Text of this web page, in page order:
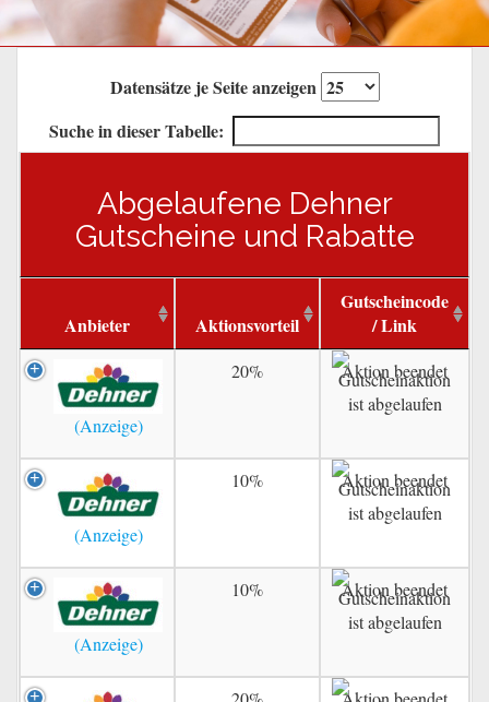
Datensätze je Seite anzeigen
Suche in dieser Tabelle:
Abgelaufene Dehner
Gutscheine und Rabatte
Anbieter Aktionsvorteil
Gutscheincode
/ Link
20% Aktion beendet
10% Aktion beendet
10% Aktion beendet